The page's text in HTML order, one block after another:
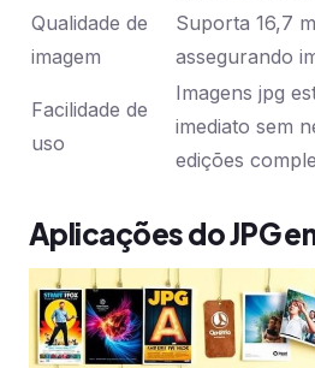
Qualidade de
imagem
Suporta 16,7
assegurando
Facilidade de
uso
Imagens jpg
imediato sem
edições
Aplicações do JPG